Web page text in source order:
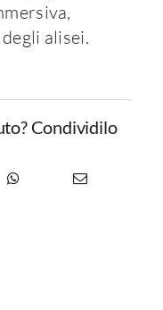
alisei.
Condividilo